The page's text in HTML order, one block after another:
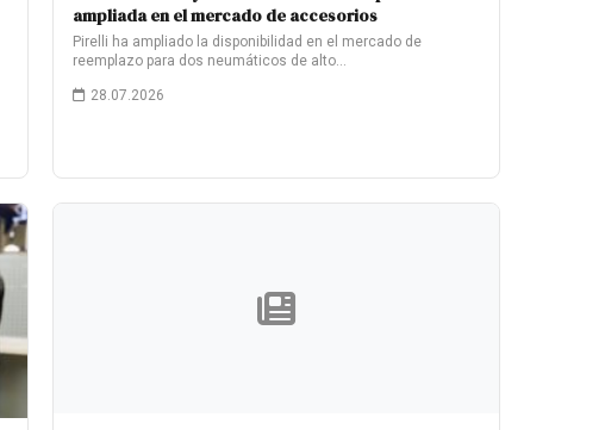
ampliada en el mercado de accesorios
Pirelli ha ampliado la disponibilidad en el mercado de
reemplazo para dos neumáticos de alto…
28.07.2026